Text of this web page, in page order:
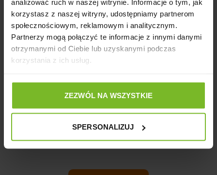
analizować ruch w naszej witrynie. Informacje o tym, jak
korzystasz z naszej witryny, udostępniamy partnerom
społecznościowym, reklamowym i analitycznym.
Partnerzy mogą połączyć te informacje z innymi danymi
otrzymanymi od Ciebie lub uzyskanymi podczas
korzystania z ich usług.
ZEZWÓL NA WSZYSTKIE
SPERSONALIZUJ
Opinie o produkcie: HAVE A PET MISKA
METALOWA KROPKI 180 ML
Pytania i odpowiedzi (0)